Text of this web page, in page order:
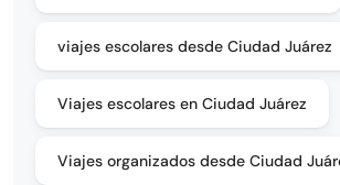
viajes escolares desde Ciudad Juárez
Viajes escolares en Ciudad Juárez
Viajes organizados desde Ciudad